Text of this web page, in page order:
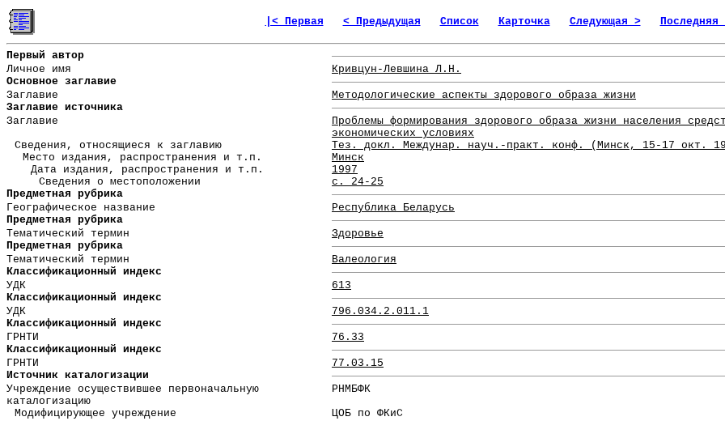
|< Первая < Предыдущая Список Карточка Следующая > Последняя
Первый автор
Личное имя
Кривцун-Левшина Л.Н.
Основное заглавие
Заглавие
Методологические аспекты здорового образа жизни
Заглавие источника
Заглавие
Проблемы формирования здорового образа жизни населения
экономических условиях
Сведения, относящиеся к заглавию
Тез. докл. Междунар. науч.-практ. конф. (Минск, 15-17 окт.
Место издания, распространения и т.п.
Минск
Дата издания, распространения и т.п.
1997
Сведения о местоположении
с. 24-25
Предметная рубрика
Географическое название
Республика Беларусь
Предметная рубрика
Тематический термин
Здоровье
Предметная рубрика
Тематический термин
Валеология
Классификационный индекс
УДК
613
Классификационный индекс
УДК
796.034.2.011.1
Классификационный индекс
ГРНТИ
76.33
Классификационный индекс
ГРНТИ
77.03.15
Источник каталогизации
Учреждение осуществившее первоначальную
каталогизацию
РНМБФК
Модифицирующее учреждение
ЦОБ по ФКиС